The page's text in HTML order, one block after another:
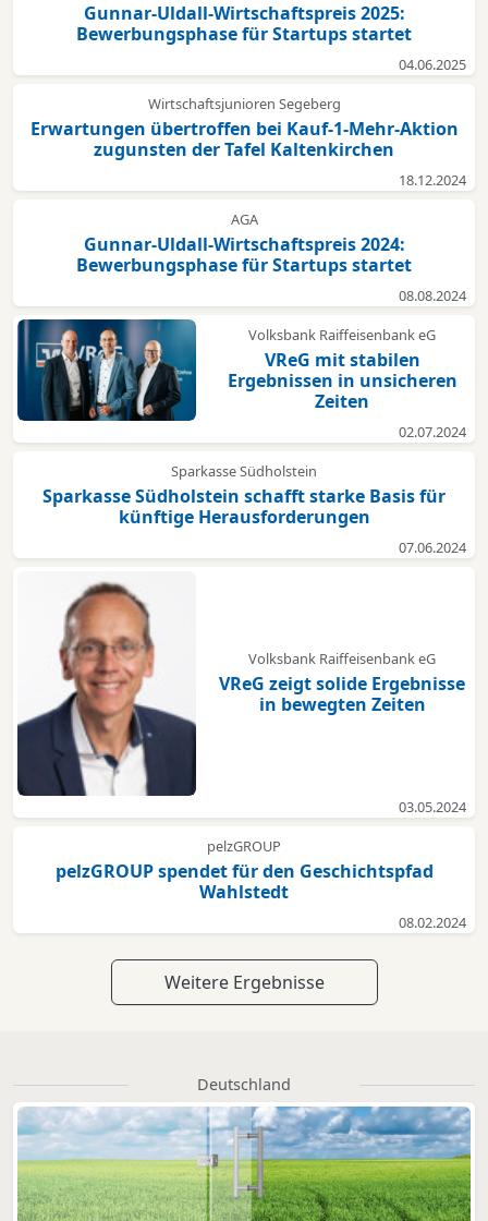
Gunnar-Uldall-Wirtschaftspreis 2025:
Bewerbungsphase für Startups startet
04.06.2025
Wirtschaftsjunioren Segeberg
Erwartungen übertroffen bei Kauf-1-Mehr-Aktion
zugunsten der Tafel Kaltenkirchen
18.12.2024
AGA
Gunnar-Uldall-Wirtschaftspreis 2024:
Bewerbungsphase für Startups startet
08.08.2024
Volksbank Raiffeisenbank eG
VReG mit stabilen
Ergebnissen in unsicheren
Zeiten
02.07.2024
Sparkasse Südholstein
Sparkasse Südholstein schafft starke Basis für
künftige Herausforderungen
07.06.2024
Volksbank Raiffeisenbank eG
VReG zeigt solide Ergebnisse
in bewegten Zeiten
03.05.2024
pelzGROUP
pelzGROUP spendet für den Geschichtspfad
Wahlstedt
08.02.2024
Weitere Ergebnisse
Deutschland